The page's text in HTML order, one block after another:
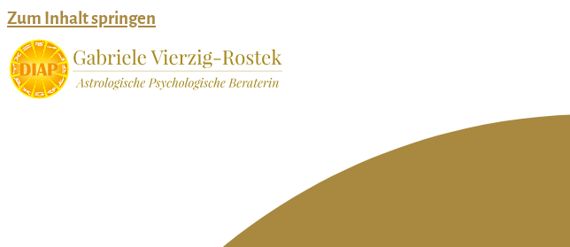
Zum Inhalt springen